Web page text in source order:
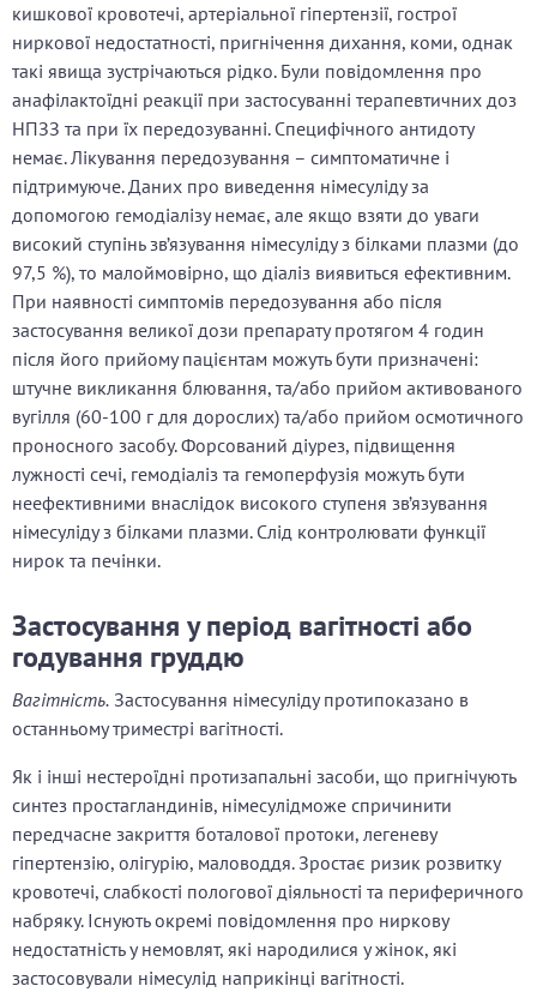
кишкової кровотечі, артеріальної гіпертензії, гострої
ниркової недостатності, пригнічення дихання, коми, однак
такі явища зустрічаються рідко. Були повідомлення про
анафілактоїдні реакції при застосуванні терапевтичних доз
НПЗЗ та при їх передозуванні. Специфічного антидоту
немає. Лікування передозування – симптоматичне і
підтримуюче. Даних про виведення німесуліду за
допомогою гемодіалізу немає, але якщо взяти до уваги
високий ступінь зв’язування німесуліду з білками плазми (до
97,5 %), то малоймовірно, що діаліз виявиться ефективним.
При наявності симптомів передозування або після
застосування великої дози препарату протягом 4 годин
після його прийому пацієнтам можуть бути призначені:
штучне викликання блювання, та/або прийом активованого
вугілля (60-100 г для дорослих) та/або прийом осмотичного
проносного засобу. Форсований діурез, підвищення
лужності сечі, гемодіаліз та гемоперфузія можуть бути
неефективними внаслідок високого ступеня зв’язування
німесуліду з білками плазми. Слід контролювати функції
нирок та печінки.
Застосування у період вагітності або
годування груддю
Вагітність. Застосування німесуліду протипоказано в
останньому триместрі вагітності.
Як і інші нестероїдні протизапальні засоби, що пригнічують
синтез простагландинів, німесулідможе спричинити
передчасне закриття боталової протоки, легеневу
гіпертензію, олігурію, маловоддя. Зростає ризик розвитку
кровотечі, слабкості пологової діяльності та периферичного
набряку. Існують окремі повідомлення про ниркову
недостатність у немовлят, які народилися у жінок, які
застосовували німесулід наприкінці вагітності.